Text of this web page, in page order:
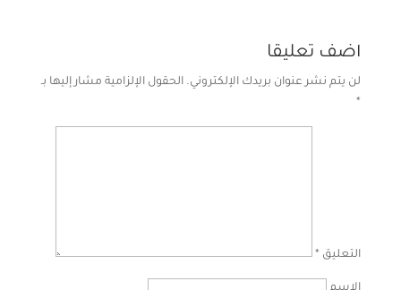
أضف تعليقًا
لن يتم نشر عنوان بريدك الإلكتروني. الحقول الإلزامية مشار إليها بـ
*
التعليق *